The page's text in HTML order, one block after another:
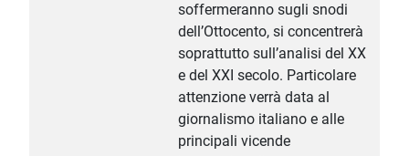
soffermeranno sugli snodi
dell’Ottocento, si concentrerà
soprattutto sull’analisi del XX
e del XXI secolo. Particolare
attenzione verrà data al
giornalismo italiano e alle
principali vicende